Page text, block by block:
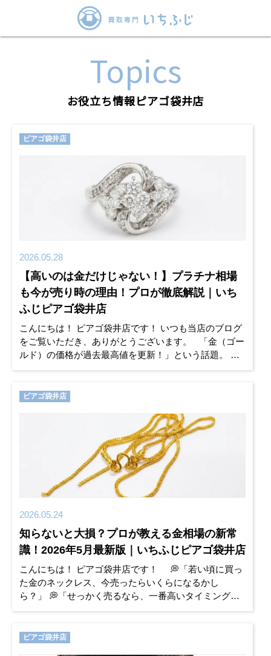
Topics
お役立ち情報ピアゴ袋井店
ピアゴ袋井店
2026.05.28
【高いのは金だけじゃない！】プラチナ相場
も今が売り時の理由！プロが徹底解説｜いち
ふじピアゴ袋井店
こんにちは！ ピアゴ袋井店です！ いつも当店のブログ
をご覧いただき、ありがとうございます。 「金（ゴー
ルド）の価格が過去最高値を更新！」という話題。 テ
レビやニュースで、本当によく耳にしますよね。 ご自
ピアゴ袋井店
2026.05.24
知らないと大損？プロが教える金相場の新常
識！2026年5月最新版｜いちふじピアゴ袋井店
こんにちは！ ピアゴ袋井店です！ 💭「若い頃に買っ
た金のネックレス、今売ったらいくらになるかし
ら？」 💭「せっかく売るなら、一番高いタイミングで
手放したいけれど……」 大切にされてきた貴金
ピアゴ袋井店